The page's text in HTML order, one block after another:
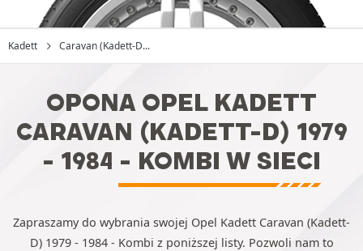
Kadett Caravan (Kadett-D...
OPONA OPEL KADETT
CARAVAN (KADETT-D) 1979
- 1984 - KOMBI W SIECI
Zapraszamy do wybrania swojej Opel Kadett Caravan (Kadett-
D) 1979 - 1984 - Kombi z poniższej listy. Pozwoli nam to